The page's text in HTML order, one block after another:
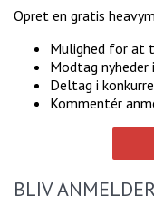
Opret en gratis
Mulighed for at
Modtag nyheder
Deltag i
Kommentér
BLIV ANMELDER